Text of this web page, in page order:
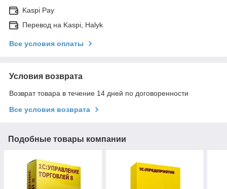
Kaspi Pay
Перевод на Kaspi, Halyk
Все условия оплаты
Условия возврата
Возврат товара в течение 14 дней по договоренности
Все условия возврата
Подобные товары компании